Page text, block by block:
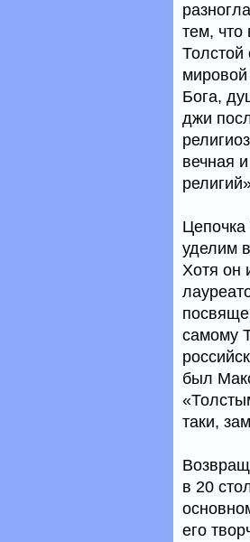
тем,
Толстой
Бога,
джи
вечная
уделим
Хотя он
самому
был
таки,
в 20
его